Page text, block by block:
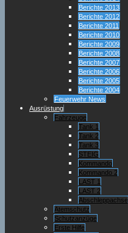
Berichte 2013
Berichte 2012
Berichte 2011
Berichte 2010
Berichte 2009
Berichte 2008
Berichte 2007
Berichte 2006
Berichte 2005
Berichte 2004
Feuerwehr News
Ausrüstung
Fahrzeuge
Tank 1
Tank 2
Tank 3
STEIG
Kommando
Kommando 2
LAST 1
LAST 2
Abschleppachse
Atemschutz
Schutzanzüge
Erste Hilfe